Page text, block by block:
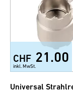
CHF 21.00
inkl. MwSt.
Universal